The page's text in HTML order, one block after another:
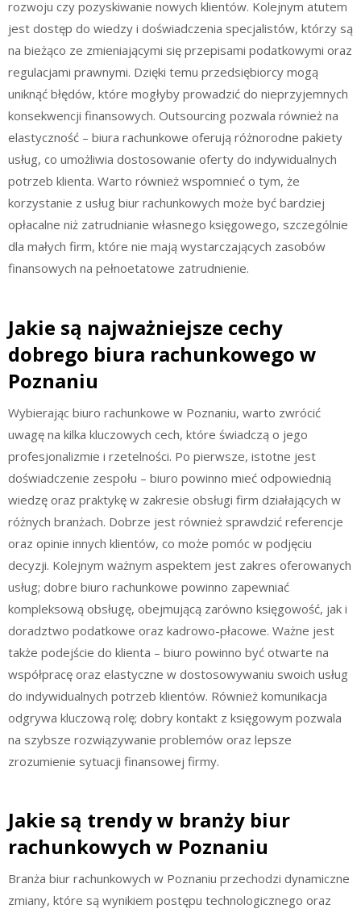
rozwoju czy pozyskiwanie nowych klientów. Kolejnym atutem
jest dostęp do wiedzy i doświadczenia specjalistów, którzy są
na bieżąco ze zmieniającymi się przepisami podatkowymi oraz
regulacjami prawnymi. Dzięki temu przedsiębiorcy mogą
uniknąć błędów, które mogłyby prowadzić do nieprzyjemnych
konsekwencji finansowych. Outsourcing pozwala również na
elastyczność – biura rachunkowe oferują różnorodne pakiety
usług, co umożliwia dostosowanie oferty do indywidualnych
potrzeb klienta. Warto również wspomnieć o tym, że
korzystanie z usług biur rachunkowych może być bardziej
opłacalne niż zatrudnianie własnego księgowego, szczególnie
dla małych firm, które nie mają wystarczających zasobów
finansowych na pełnoetatowe zatrudnienie.
Jakie są najważniejsze cechy
dobrego biura rachunkowego w
Poznaniu
Wybierając biuro rachunkowe w Poznaniu, warto zwrócić
uwagę na kilka kluczowych cech, które świadczą o jego
profesjonalizmie i rzetelności. Po pierwsze, istotne jest
doświadczenie zespołu – biuro powinno mieć odpowiednią
wiedzę oraz praktykę w zakresie obsługi firm działających w
różnych branżach. Dobrze jest również sprawdzić referencje
oraz opinie innych klientów, co może pomóc w podjęciu
decyzji. Kolejnym ważnym aspektem jest zakres oferowanych
usług; dobre biuro rachunkowe powinno zapewniać
kompleksową obsługę, obejmującą zarówno księgowość, jak i
doradztwo podatkowe oraz kadrowo-płacowe. Ważne jest
także podejście do klienta – biuro powinno być otwarte na
współpracę oraz elastyczne w dostosowywaniu swoich usług
do indywidualnych potrzeb klientów. Również komunikacja
odgrywa kluczową rolę; dobry kontakt z księgowym pozwala
na szybsze rozwiązywanie problemów oraz lepsze
zrozumienie sytuacji finansowej firmy.
Jakie są trendy w branży biur
rachunkowych w Poznaniu
Branża biur rachunkowych w Poznaniu przechodzi dynamiczne
zmiany, które są wynikiem postępu technologicznego oraz